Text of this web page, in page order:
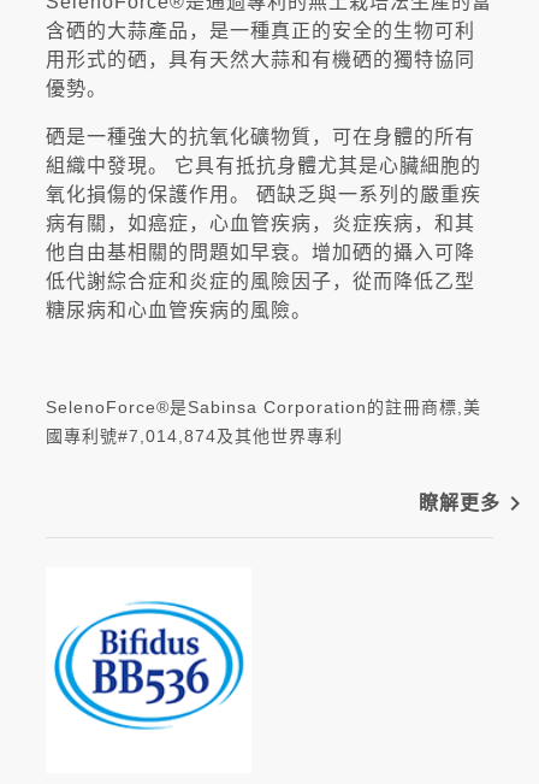
含硒的大蒜產品，是一種真正的安全的生物可利
用形式的硒，具有天然大蒜和有機硒的獨特協同
優勢。
硒是一種強大的抗氧化礦物質，可在身體的所有
組織中發現。 它具有抵抗身體尤其是心臟細胞的
氧化損傷的保護作用。 硒缺乏與一系列的嚴重疾
病有關，如癌症，心血管疾病，炎症疾病，和其
他自由基相關的問題如早衰。增加硒的攝入可降
低代謝綜合症和炎症的風險因子，從而降低乙型
糖尿病和心血管疾病的風險。
SelenoForce®是Sabinsa Corporation的註冊商標,美
國專利號#7,014,874及其他世界專利
瞭解更多 navigate_next